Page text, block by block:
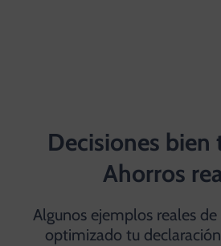
Decisiones bien
Ahorros
Algunos ejemplos reales
optimizado tu